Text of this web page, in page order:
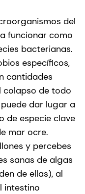
del
funcionar como
bacterianas.
específicos,
cantidades
colapso de todo
dar lugar a
de especie clave
mar ocre.
y percebes
sanas de algas
de ellas), al
intestino